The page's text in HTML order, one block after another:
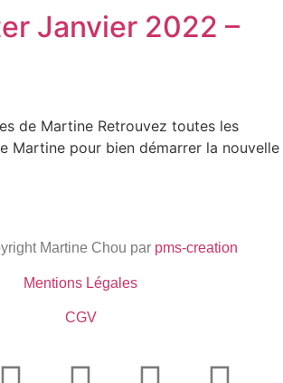
Janvier 2022 –
de Martine Retrouvez toutes les
Martine pour bien démarrer la nouvelle
Martine Chou par pms-creation
Mentions Légales
CGV